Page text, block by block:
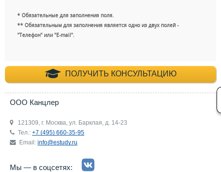
* Обязательные для заполнения поля.
** Обязательным для заполнения является одно из двух полей -
"Телефон" или "E-mail".
ПОЛУЧИТЬ КОНСУЛЬТАЦИЮ
+7 (495) 660-35-
ООО Канцлер
121309, г. Москва, ул. Барклая, д. 14-23
Тел.: +7 (495) 660-35-95
Email: info@estudy.ru
Мы — в соцсетях: